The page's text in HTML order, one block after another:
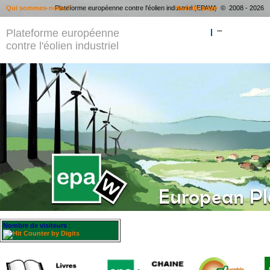
Plateforme européenne
contre l'éolien industriel
""
Nombre de visiteurs :
Plateforme européenne contre l'éolien industriel (EPAW) © 2008 - 2026
Haut de page
Qui sommes-nous ?